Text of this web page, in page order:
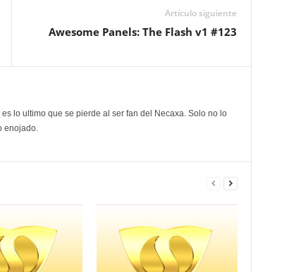
Artículo siguiente
Awesome Panels: The Flash v1 #123
lo ultimo que se pierde al ser fan del Necaxa. Solo no lo
enojado.